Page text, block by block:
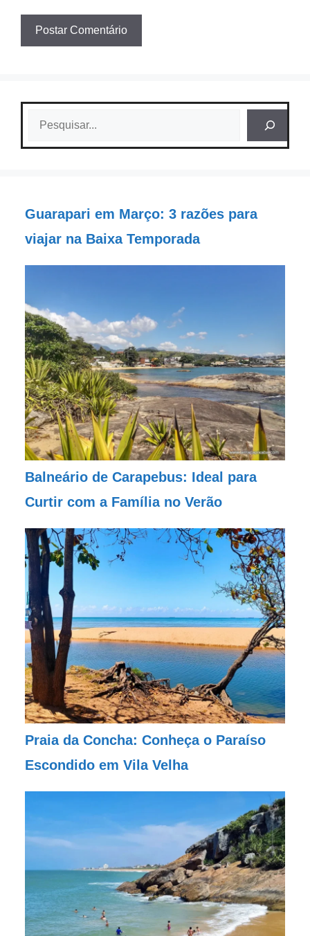
Guarapari em Março: 3 razões para
viajar na Baixa Temporada
Balneário de Carapebus: Ideal para
Curtir com a Família no Verão
Praia da Concha: Conheça o Paraíso
Escondido em Vila Velha